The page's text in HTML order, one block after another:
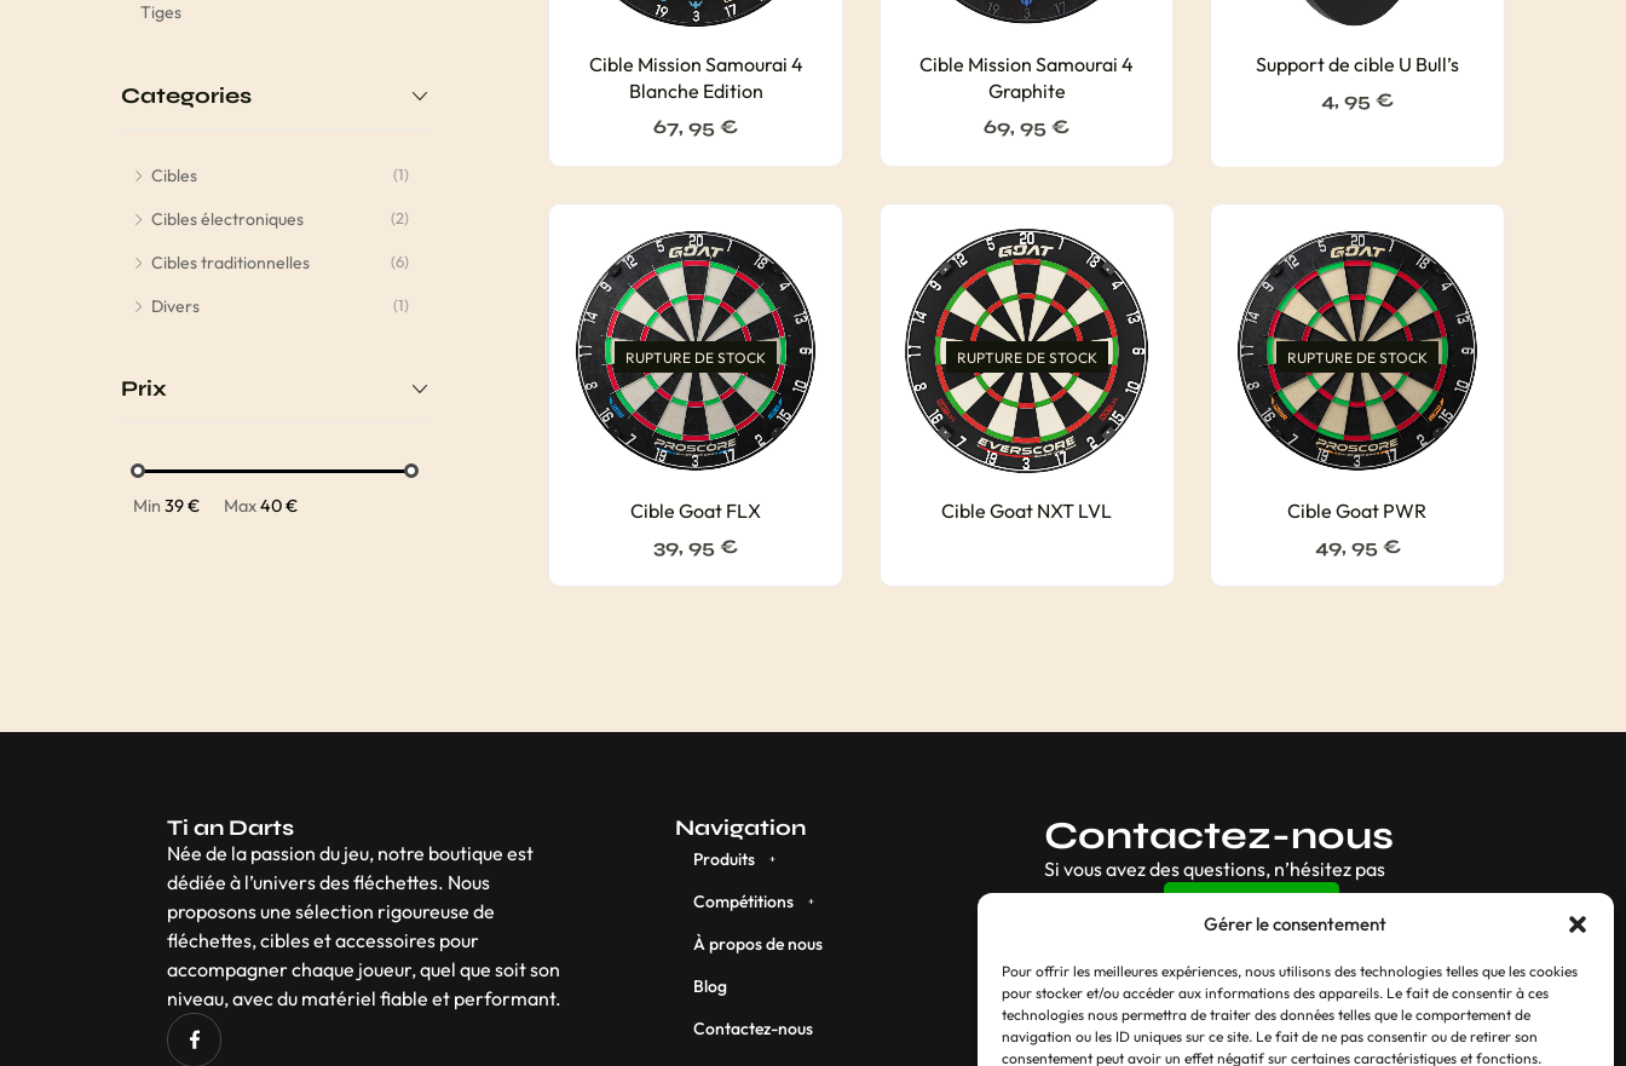
Gérer le consentement
Pour offrir les meilleures expériences, nous utilisons des technologies telles que les cookies
pour stocker et/ou accéder aux informations des appareils. Le fait de consentir à ces
technologies nous permettra de traiter des données telles que le comportement de
navigation ou les ID uniques sur ce site. Le fait de ne pas consentir ou de retirer son
consentement peut avoir un effet négatif sur certaines caractéristiques et fonctions.
Tiges
Categories
Cibles (1)
Cibles électroniques (2)
Cibles traditionnelles (6)
Divers (1)
Prix
Min 39 € Max40 €
Cible Mission Samourai 4
Blanche Edition
67, 95€
Cible Mission Samourai 4
Graphite
69, 95€
Support de cible U Bull’s
4, 95€
RUPTURE DE STOCK
Cible Goat FLX
39, 95€
RUPTURE DE STOCK
Cible Goat NXT LVL
RUPTURE DE STOCK
Cible Goat PWR
49, 95 €
Ti an Darts
Née de la passion du jeu, notre boutique est
dédiée à l’univers des fléchettes. Nous
proposons une sélection rigoureuse de
fléchettes, cibles et accessoires pour
accompagner chaque joueur, quel que soit son
niveau, avec du matériel fiable et performant.
Navigation
Produits
Compétitions
À propos de nous
Blog
Contactez-nous
Contactez-nous
Si vous avez des questions, n’hésitez pas
Contact